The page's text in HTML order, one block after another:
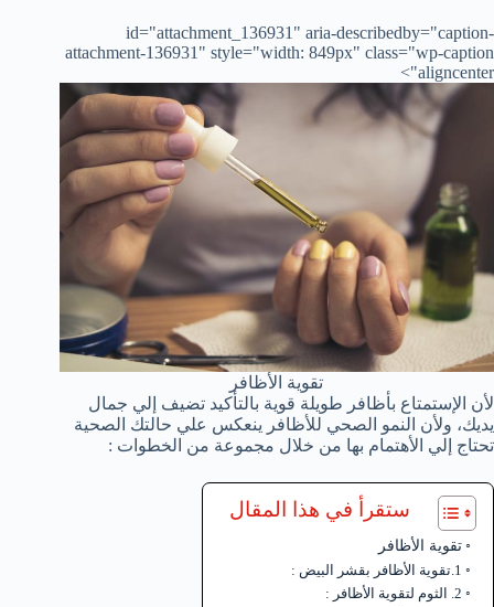
id="attachment_136931" aria-describedby="caption-
attachment-136931" style="width: 849px" class="wp-caption
aligncenter">
تقوية الأظافر
لأن الإستمتاع بأظافر طويلة قوية بالتأكيد تضيف إلي جمال
يديك، ولأن النمو الصحي للأظافر ينعكس علي حالتك الصحية
تحتاج إلي الأهتمام بها من خلال مجموعة من الخطوات :
ستقرأ في هذا المقال
تقوية الأظافر
1.تقوية الأظافر بقشر البيض :
2. الثوم لتقوية الأظافر :